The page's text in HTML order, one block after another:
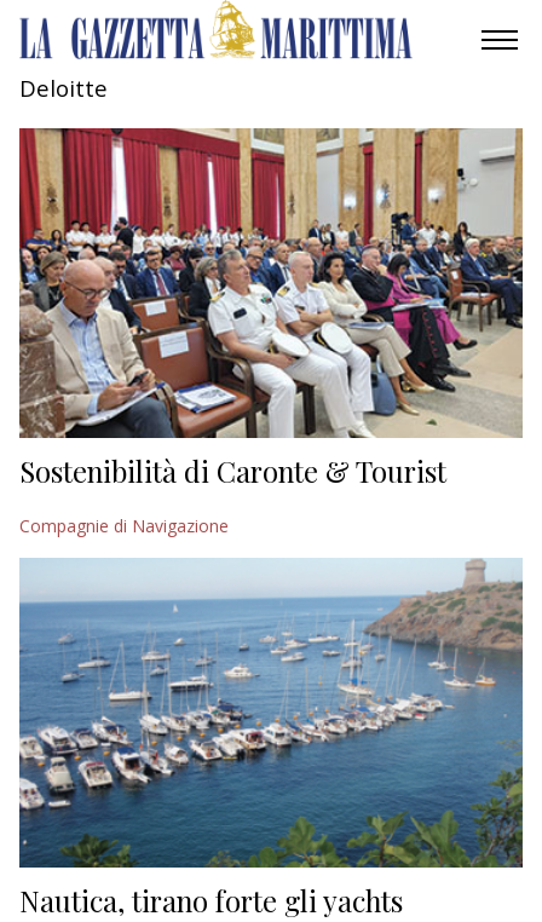
MOBILITÀ
INDUSTRIA
RICERCA
ECONOMIA
TURISMO
CULTURA
NAUTICA
Deloitte
Sostenibilità di Caronte & Tourist
Compagnie di Navigazione
Nautica, tirano forte gli yachts